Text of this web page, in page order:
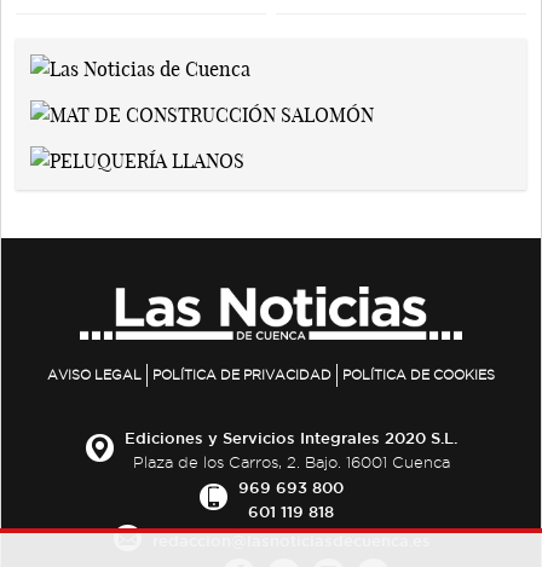
AVISO LEGAL POLÍTICA DE PRIVACIDAD POLÍTICA DE COOKIES
Ediciones y Servicios Integrales 2020 S.L.
Plaza de los Carros, 2. Bajo. 16001 Cuenca
969 693 800
601 119 818